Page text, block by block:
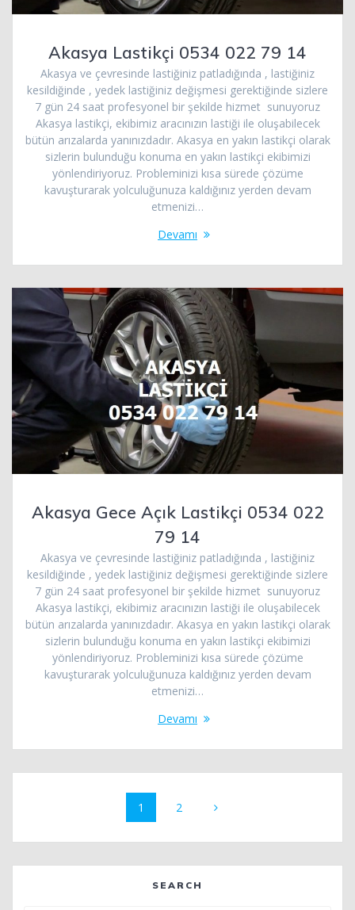
Akasya Lastikçi 0534 022 79 14
Akasya ve çevresinde lastiğiniz patladığında , lastiğiniz
kesildiğinde , yedek lastiğiniz değişmesi gerektiğinde sizlere
7 gün 24 saat profesyonel bir şekilde hizmet sunuyoruz
Akasya lastikçi, ekibimiz aracınızın lastiği ile oluşabilecek
bütün arızalarda yanınızdadır. Akasya en yakın lastikçi olarak
sizlerin bulunduğu konuma en yakın lastikçi ekibimizi
yönlendiriyoruz. Probleminizi kısa sürede çözüme
kavuşturarak yolculuğunuza kaldığınız yerden devam
etmenizi…
Devamı
Akasya Gece Açık Lastikçi 0534 022
79 14
Akasya ve çevresinde lastiğiniz patladığında , lastiğiniz
kesildiğinde , yedek lastiğiniz değişmesi gerektiğinde sizlere
7 gün 24 saat profesyonel bir şekilde hizmet sunuyoruz
Akasya lastikçi, ekibimiz aracınızın lastiği ile oluşabilecek
bütün arızalarda yanınızdadır. Akasya en yakın lastikçi olarak
sizlerin bulunduğu konuma en yakın lastikçi ekibimizi
yönlendiriyoruz. Probleminizi kısa sürede çözüme
kavuşturarak yolculuğunuza kaldığınız yerden devam
etmenizi…
Devamı
Sayfa
1 Sayfa
2
SEARCH